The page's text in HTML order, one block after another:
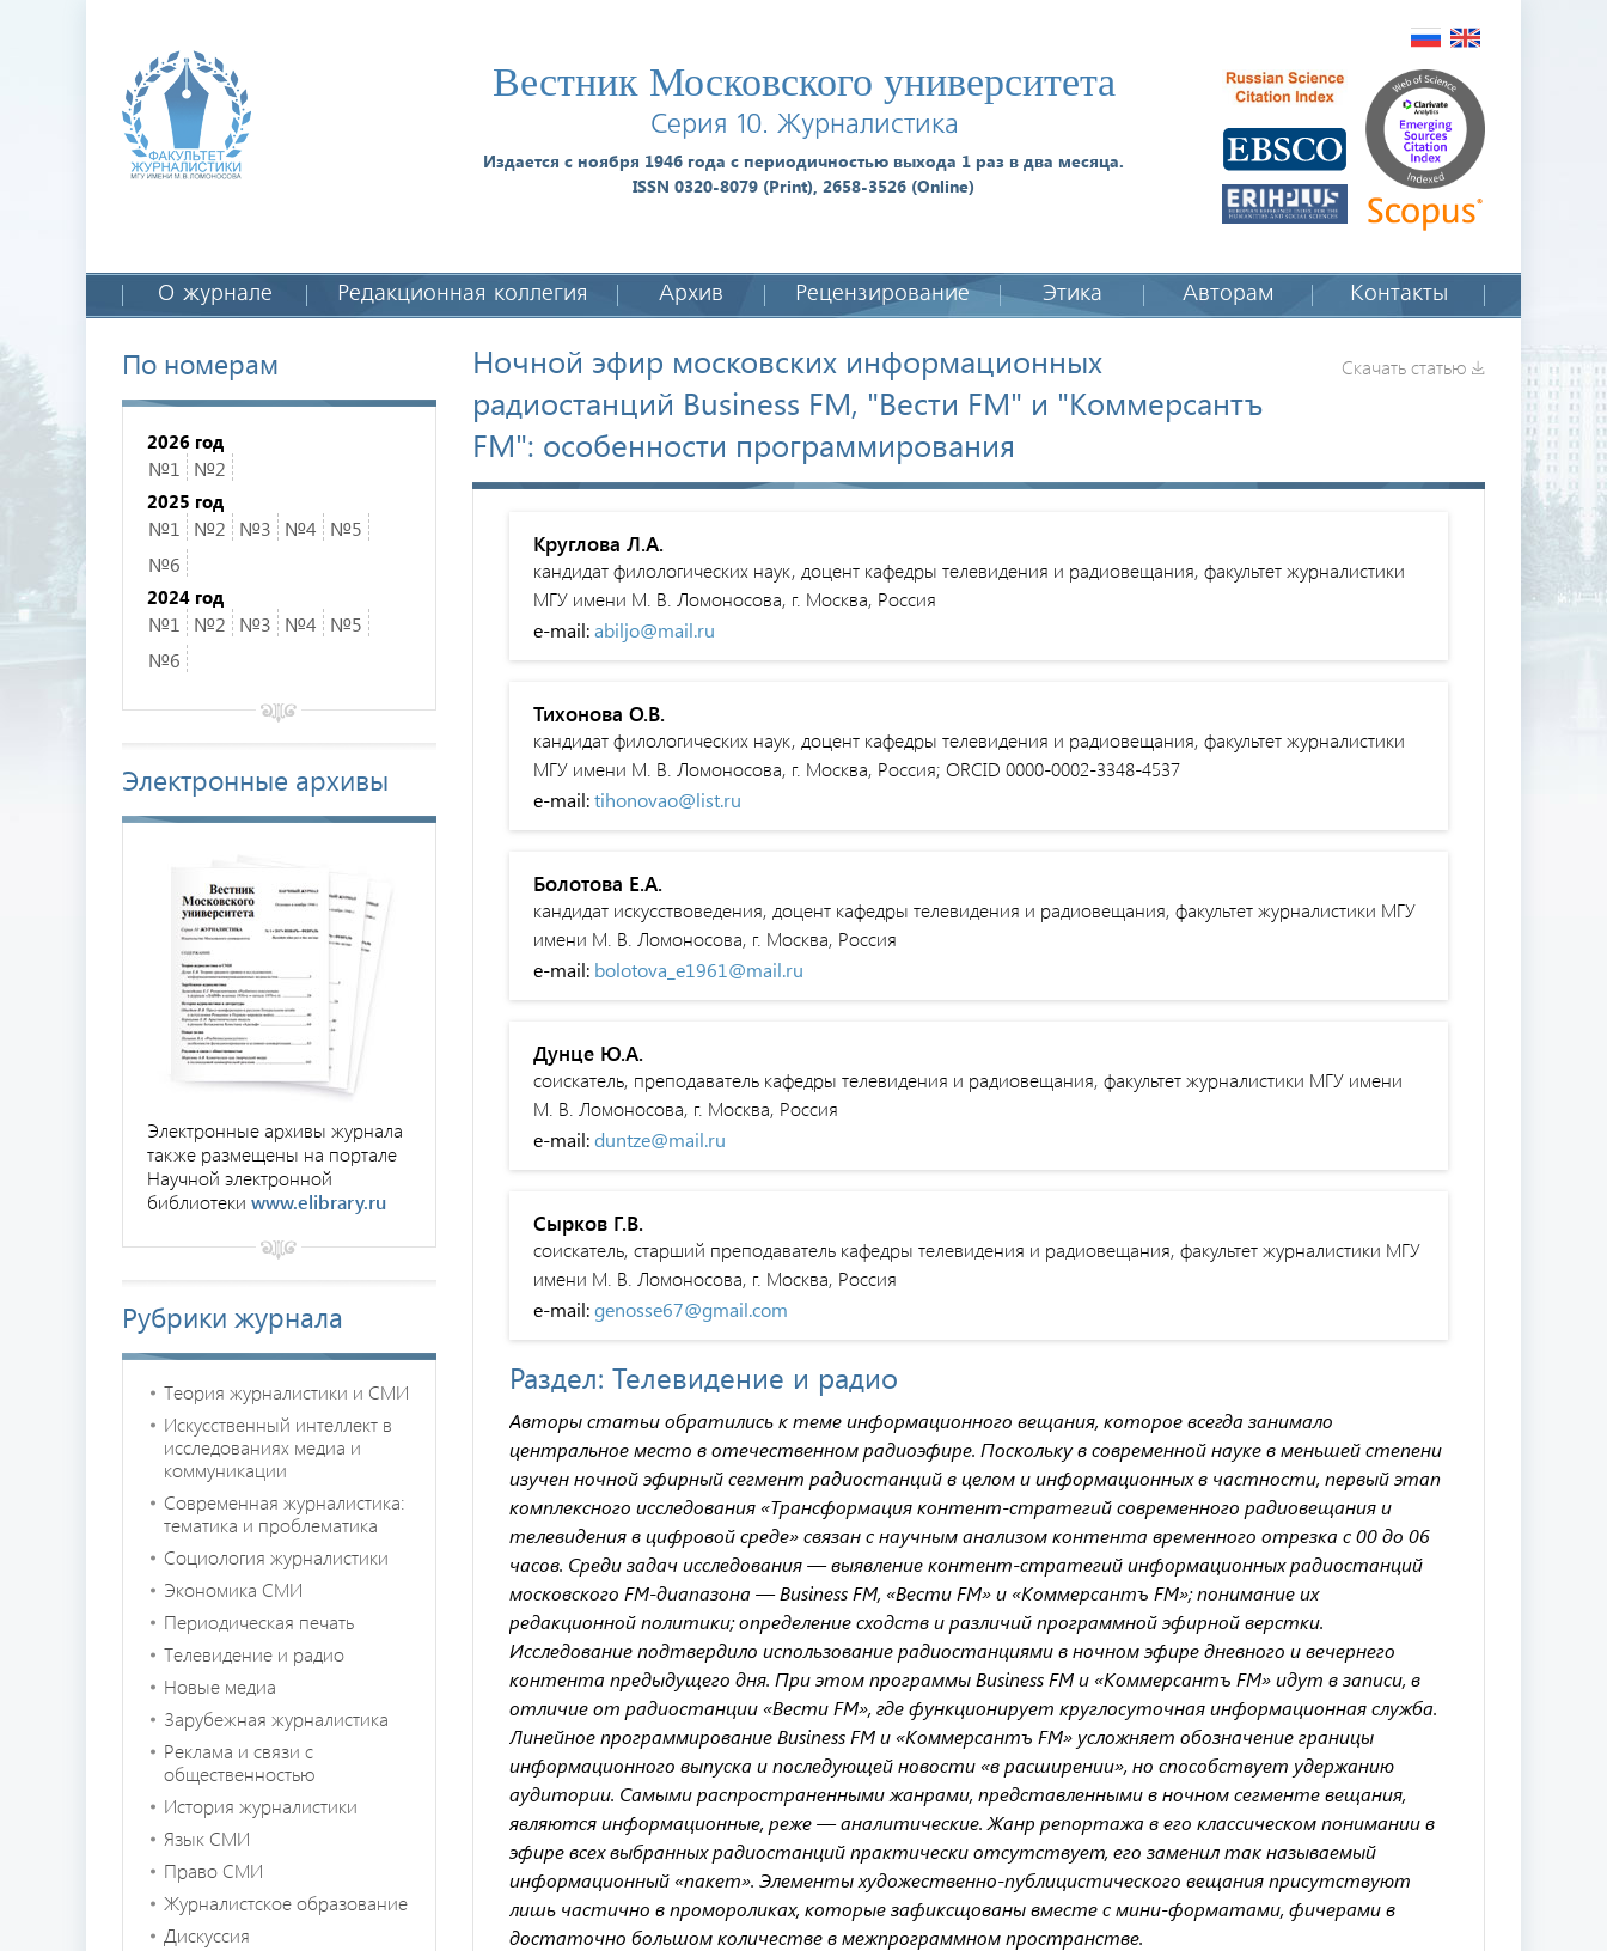
Вестник Московского университета
Серия 10. Журналистика
Издается с ноября 1946 года с периодичностью выхода 1 раз в два месяца.
ISSN 0320-8079 (Print), 2658-3526 (Online)
О журнале Редакционная коллегия Архив Рецензирование Этика Авторам Контакты
По номерам
2026 год
№1 №2
2025 год
№1 №2 №3 №4
№5
№6
2024 год
№1 №2 №3 №4
№5
№6
Электронные архивы
Электронные архивы журнала
также размещены на портале
Научной электронной
библиотеки www.elibrary.ru
Рубрики журнала
Теория журналистики и СМИ
Искусственный интеллект в
исследованиях медиа и
коммуникации
Современная журналистика:
тематика и проблематика
Социология журналистики
Экономика СМИ
Периодическая печать
Телевидение и радио
Новые медиа
Зарубежная журналистика
Реклама и связи с
общественностью
История журналистики
Язык СМИ
Право СМИ
Журналистское образование
Дискуссия
Ночной эфир московских информационных
радиостанций Business FM, "Вести FM" и "Коммерсантъ
FM": особенности программирования
Скачать статью
Круглова Л.А.
кандидат филологических наук, доцент кафедры телевидения и радиовещания, факультет журналистики
МГУ имени М. В. Ломоносова, г. Москва, Россия
e-mail:abiljo@mail.ru
Тихонова О.В.
кандидат филологических наук, доцент кафедры телевидения и радиовещания, факультет журналистики
МГУ имени М. В. Ломоносова, г. Москва, Россия; ORCID 0000-0002-3348-4537
e-mail:tihonovao@list.ru
Болотова Е.А.
кандидат искусствоведения, доцент кафедры телевидения и радиовещания, факультет журналистики МГУ
имени М. В. Ломоносова, г. Москва, Россия
e-mail: bolotova_e1961@mail.ru
Дунце Ю.А.
соискатель, преподаватель кафедры телевидения и радиовещания, факультет журналистики МГУ имени
М. В. Ломоносова, г. Москва, Россия
e-mail:duntze@mail.ru
Сырков Г.В.
соискатель, старший преподаватель кафедры телевидения и радиовещания, факультет журналистики МГУ
имени М. В. Ломоносова, г. Москва, Россия
e-mail:genosse67@gmail.com
Раздел: Телевидение и радио
Авторы статьи обратились к теме информационного вещания, которое всегда занимало
центральное место в отечественном радиоэфире. Поскольку в современной науке в меньшей степени
изучен ночной эфирный сегмент радиостанций в целом и информационных в частности, первый этап
комплексного исследования «Трансформация контент-стратегий современного радиовещания и
телевидения в цифровой среде» связан с научным анализом контента временного отрезка с 00 до 06
часов. Среди задач исследования — выявление контент-стратегий информационных радиостанций
московского FM-диапазона — Business FM, «Вести FM» и «Коммерсантъ FM»; понимание их
редакционной политики; определение сходств и различий программной эфирной верстки.
Исследование подтвердило использование радиостанциями в ночном эфире дневного и вечернего
контента предыдущего дня. При этом программы Business FM и «Коммерсантъ FM» идут в записи, в
отличие от радиостанции «Вести FM», где функционирует круглосуточная информационная служба.
Линейное программирование Business FM и «Коммерсантъ FM» усложняет обозначение границы
информационного выпуска и последующей новости «в расширении», но способствует удержанию
аудитории. Самыми распространенными жанрами, представленными в ночном сегменте вещания,
являются информационные, реже — аналитические. Жанр репортажа в его классическом понимании в
эфире всех выбранных радиостанций практически отсутствует, его заменил так называемый
информационный «пакет». Элементы художественно-публицистического вещания присутствуют
лишь частично в промороликах, которые зафиксщованы вместе с мини-форматами, фичерами в
достаточно большом количестве в межпрограммном пространстве.